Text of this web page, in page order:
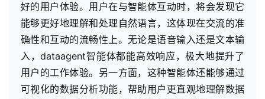
好的用户体验。用户在与智能体互动时，将会发现它
能够更好地理解和处理自然语言，这体现在交流的准
确性和互动的流畅性上。无论是语音输入还是文本输
入，dataagent智能体都能高效响应，极大地提升了
用户的工作体验。另一方面，这种智能体还能够通过
可视化的数据分析功能，帮助用户更直观地理解数据